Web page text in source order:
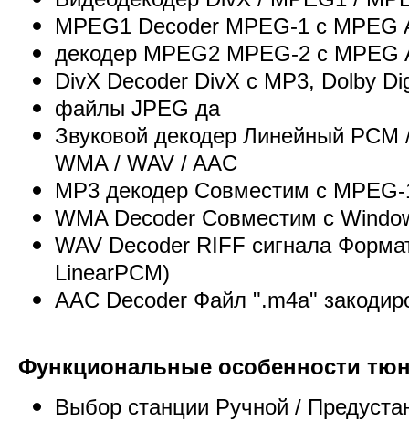
MPEG1 Decoder MPEG-1 с
декодер MPEG2 MPEG-2 с
DivX Decoder DivX с MP3, Dolby
файлы JPEG да
Звуковой декодер Линейный
WMA / WAV / AAC
MP3 декодер Совместим с
WMA Decoder Совместим с
WAV Decoder RIFF сигнала
LinearPCM)
AAC Decoder Файл ".m4a"
Функциональные особенности
Выбор станции Ручной /